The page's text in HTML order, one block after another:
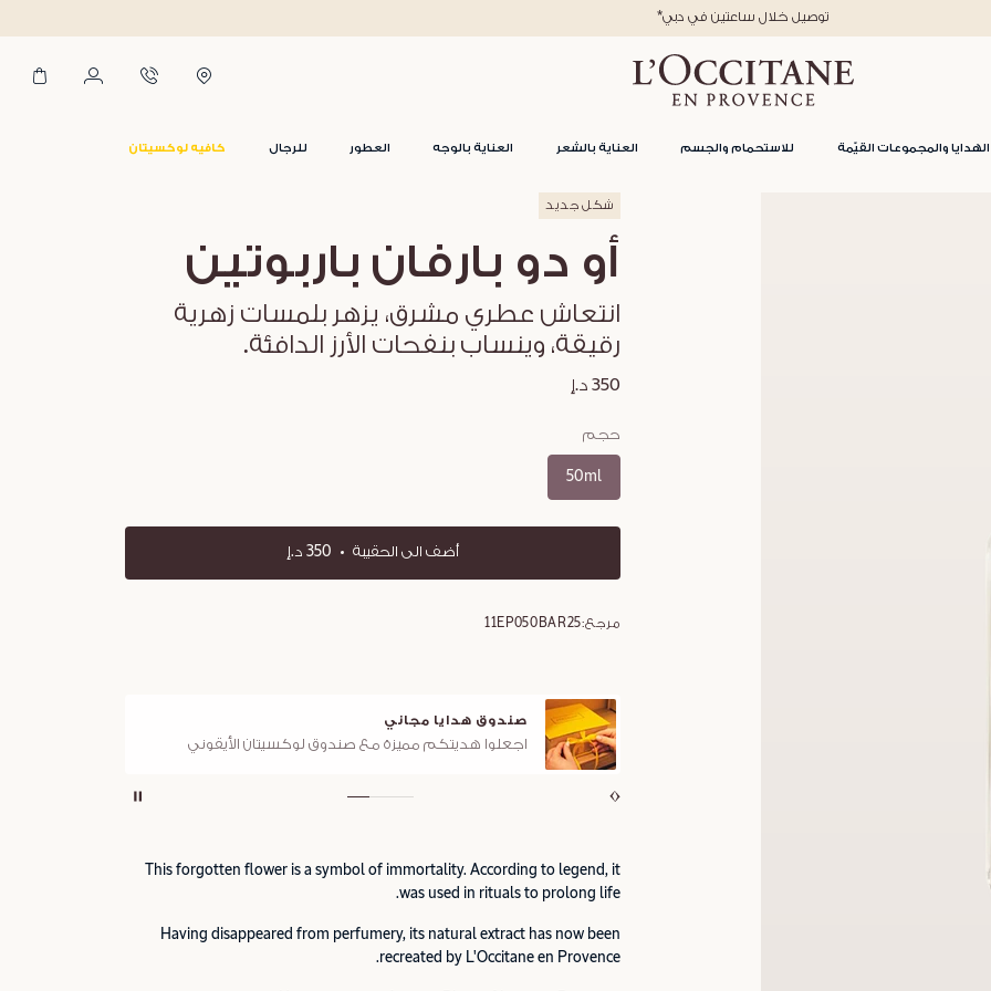
الهدايا والمجموعات القيّمة للاستحمام والجسم العناية بالشعر العناية بالوجه العطور للرجال كافيه لوكسيتان
*توصيل خلال ساعتين في دبي
شكل جديد
أو دو بارفان باربوتين
انتعاش عطري مشرق، يزهر بلمسات زهرية
رقيقة، وينساب بنفحات الأرز الدافئة.
350 د.إ
حجم
50ml
أضف الى الحقيبة 350 د.إ
مرجع:11EP050BAR25
صندوق هدايا مجاني
اجعلوا هديتكم مميزة مع صندوق لوكسيتان الأيقوني
This forgotten flower is a symbol of immortality. According to legend, it
was used in rituals to prolong life.
Having disappeared from perfumery, its natural extract has now been
recreated by L'Occitane en Provence.